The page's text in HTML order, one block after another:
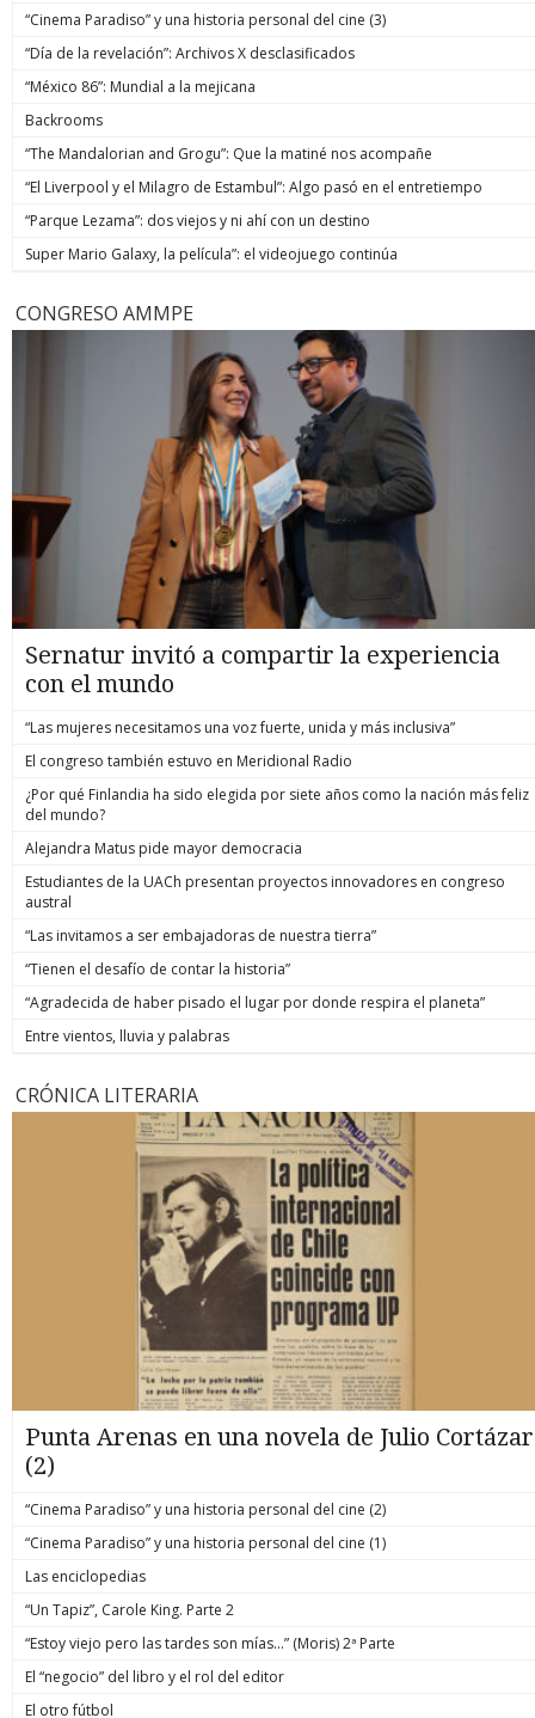
“Cinema Paradiso” y una historia personal del cine (3)
“Día de la revelación”: Archivos X desclasificados
“México 86”: Mundial a la mejicana
Backrooms
“The Mandalorian and Grogu”: Que la matiné nos acompañe
“El Liverpool y el Milagro de Estambul”: Algo pasó en el entretiempo
“Parque Lezama”: dos viejos y ni ahí con un destino
Super Mario Galaxy, la película”: el videojuego continúa
CONGRESO AMMPE
Sernatur invitó a compartir la experiencia
con el mundo
“Las mujeres necesitamos una voz fuerte, unida y más inclusiva”
El congreso también estuvo en Meridional Radio
¿Por qué Finlandia ha sido elegida por siete años como la nación más feliz
del mundo?
Alejandra Matus pide mayor democracia
Estudiantes de la UACh presentan proyectos innovadores en congreso
austral
“Las invitamos a ser embajadoras de nuestra tierra”
“Tienen el desafío de contar la historia”
“Agradecida de haber pisado el lugar por donde respira el planeta”
Entre vientos, lluvia y palabras
CRÓNICA LITERARIA
Punta Arenas en una novela de Julio Cortázar
(2)
“Cinema Paradiso” y una historia personal del cine (2)
“Cinema Paradiso” y una historia personal del cine (1)
Las enciclopedias
“Un Tapiz”, Carole King. Parte 2
“Estoy viejo pero las tardes son mías…” (Moris) 2ª Parte
El “negocio” del libro y el rol del editor
El otro fútbol